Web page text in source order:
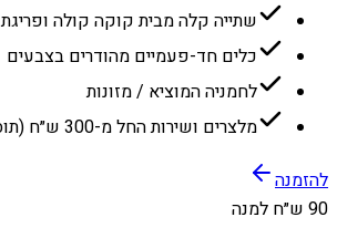
שתייה קלה מבית קוקה קולה ופריגת
כלים חד-פעמיים מהודרים בצבעים
לחמניה המוציא / מזונות
מלצרים ושירות החל מ-300 ש״ח (תוספת)
להזמנה
90 ש״ח למנה